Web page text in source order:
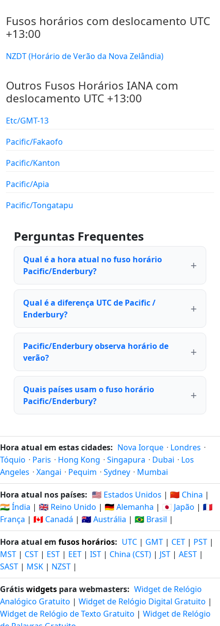
Fusos horários com deslocamento UTC
+13:00
NZDT (Horário de Verão da Nova Zelândia)
Outros Fusos Horários IANA com
deslocamento UTC +13:00
Etc/GMT-13
Pacific/Fakaofo
Pacific/Kanton
Pacific/Apia
Pacific/Tongatapu
Perguntas Frequentes
Qual é a hora atual no fuso horário
Pacific/Enderbury?
Qual é a diferença UTC de Pacific /
Enderbury?
Pacific/Enderbury observa horário de
verão?
Quais países usam o fuso horário
Pacific/Enderbury?
Hora atual em estas cidades: Nova Iorque · Londres ·
Tóquio · Paris · Hong Kong · Singapura · Dubai · Los
Angeles · Xangai · Pequim · Sydney · Mumbai
Hora atual nos países: 🇺🇸 Estados Unidos | 🇨🇳 China |
🇮🇳 Índia | 🇬🇧 Reino Unido | 🇩🇪 Alemanha | 🇯🇵 Japão | 🇫🇷
França | 🇨🇦 Canadá | 🇦🇺 Austrália | 🇧🇷 Brasil |
Hora atual em fusos horários: UTC | GMT | CET | PST |
MST | CST | EST | EET | IST | China (CST) | JST | AEST |
SAST | MSK | NZST |
Grátiswidgets para webmasters: Widget de Relógio
Analógico Gratuito | Widget de Relógio Digital Gratuito |
Widget de Relógio de Texto Gratuito | Widget de Relógio